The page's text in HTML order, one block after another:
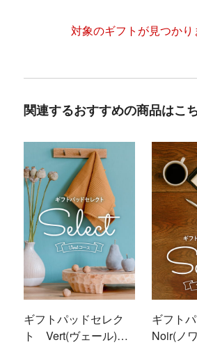
対象のギフトが見つかり
関連するおすすめの商品はこ
ギフトパッドセレク
ト Vert(ヴェール)コ
ギフト
Noir(ノ